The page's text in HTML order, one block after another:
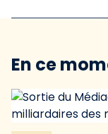
En ce